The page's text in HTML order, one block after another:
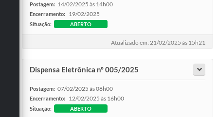
Postagem: 14/02/2025 às 14h00
Encerramento: 19/02/2025
Situação: ABERTO
Atualizado em: 21/02/2025 às 15h21
Dispensa Eletrônica nº 005/2025
Postagem: 07/02/2025 às 08h00
Encerramento: 12/02/2025 às 16h00
Situação: ABERTO